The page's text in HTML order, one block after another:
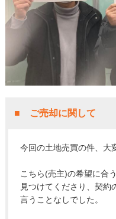
■ ご売却に関して
今回の土地売買の件、大
こちら(売主)の希望に合
見つけてくださり、契約
言うことなしでした。